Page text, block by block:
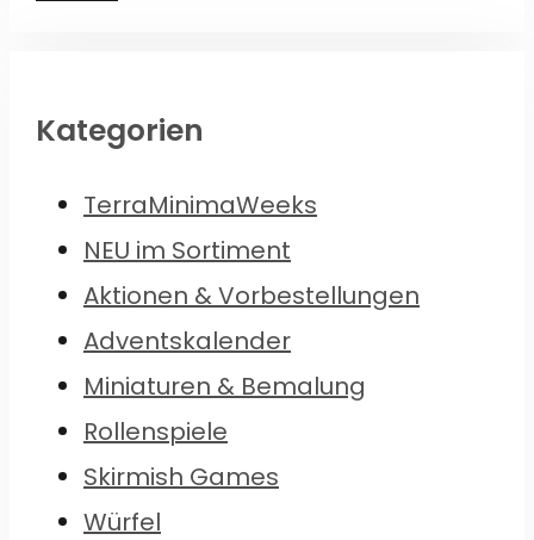
Kategorien
TerraMinimaWeeks
NEU im Sortiment
Aktionen & Vorbestellungen
Adventskalender
Miniaturen & Bemalung
Rollenspiele
Skirmish Games
Würfel